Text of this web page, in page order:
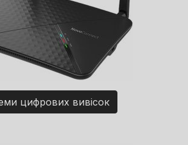
цифрових вивісок